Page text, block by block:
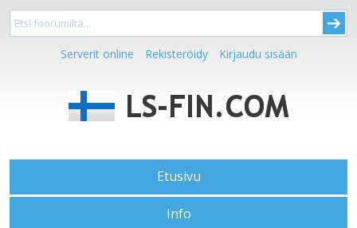
Serverit online Rekisteröidy Kirjaudu sisään
Etusivu
Info